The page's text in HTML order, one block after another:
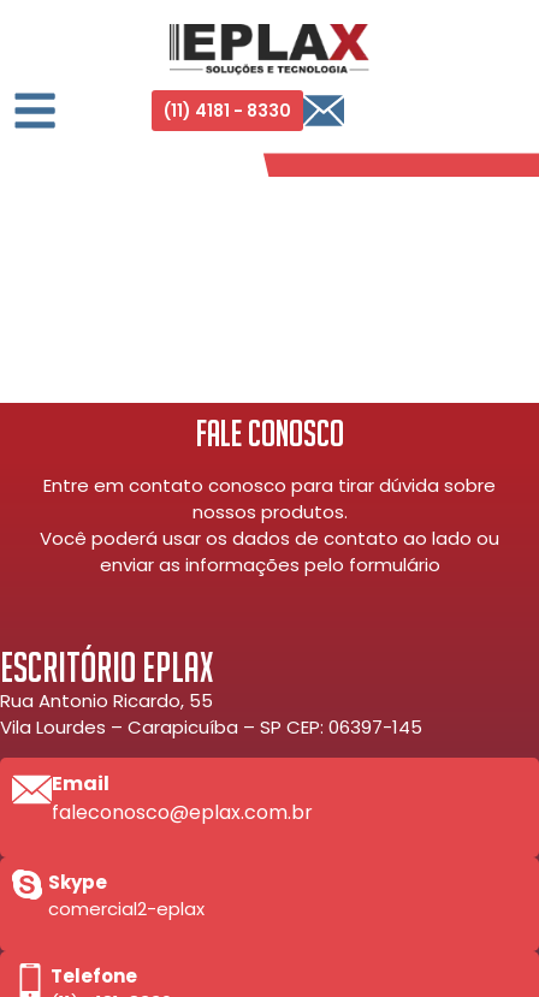
(11) 4181 - 8330
Fale Conosco
Entre em contato conosco para tirar dúvida sobre
nossos produtos.
Você poderá usar os dados de contato ao lado ou
enviar as informações pelo formulário
Escritório Eplax
Rua Antonio Ricardo, 55
Vila Lourdes – Carapicuíba – SP CEP: 06397-145
Email
faleconosco@eplax.com.br
Skype
comercial2-eplax
Telefone